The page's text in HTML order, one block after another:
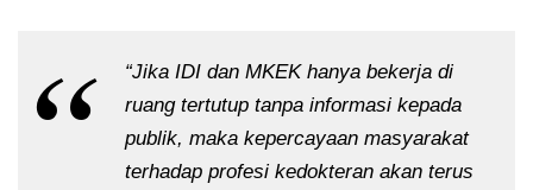
“Jika IDI dan MKEK hanya bekerja di
ruang tertutup tanpa informasi kepada
publik, maka kepercayaan masyarakat
terhadap profesi kedokteran akan terus